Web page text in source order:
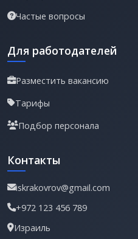
Частые вопросы
Для работодателей
Разместить вакансию
Тарифы
Подбор персонала
Контакты
iskrakovrov@gmail.com
+972 123 456 789
Израиль